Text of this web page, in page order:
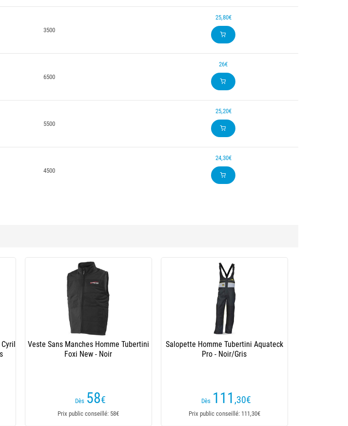
3500
25,80€
6500
26€
5500
25,20€
4500
24,30€
Veste Sans Manches Homme Tubertini
Foxi New - Noir
Dès 58€
Prix public conseillé: 58€
Salopette Homme Tubertini Aquateck
Pro - Noir/Gris
Dès 111 ,30€
Prix public conseillé: 111,30€